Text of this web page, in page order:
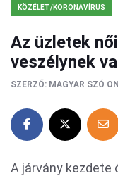
KÖZÉLET/KORONAVÍRUS
Az üzletek
veszélynek
SZERZŐ: MAGYAR SZÓ
A járvány kezdete